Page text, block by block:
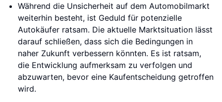
Während die Unsicherheit auf dem Automobilmarkt
weiterhin besteht, ist Geduld für potenzielle
Autokäufer ratsam. Die aktuelle Marktsituation lässt
darauf schließen, dass sich die Bedingungen in
naher Zukunft verbessern könnten. Es ist ratsam,
die Entwicklung aufmerksam zu verfolgen und
abzuwarten, bevor eine Kaufentscheidung getroffen
wird.